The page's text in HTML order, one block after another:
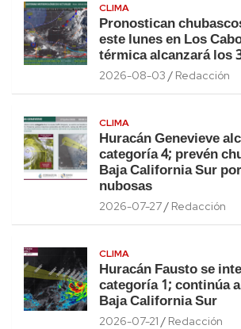
CLIMA
Pronostican
este lunes en Los
térmica alcanzará los
2026-08-03 Redacción
CLIMA
Huracán Genevieve
categoría 4; prevén
Baja California Sur
nubosas
2026-07-27 Redacción
CLIMA
Huracán Fausto se
categoría 1; continúa
Baja California Sur
2026-07-21 Redacción